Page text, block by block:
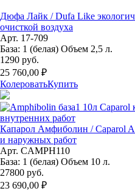
Дюфа Лайк / Dufa Like
очисткой воздуха
Арт. 17-709
База: 1 (белая) Объем 2,5 л.
1290 руб.
25 760,00 ₽
КолероватьКупить
Капарол Амфиболин / Caparol
и наружных работ
Арт. CAMPH110
База: 1 (белая) Объем 10 л.
27800 руб.
23 690,00 ₽